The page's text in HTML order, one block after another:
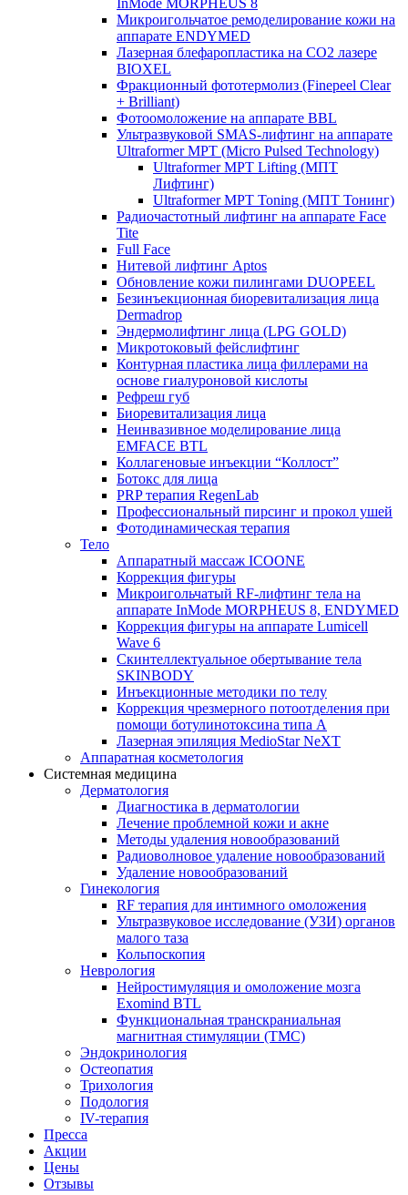
InMode MORPHEUS 8
Микроигольчатое ремоделирование кожи на
аппарате ENDYMED
Лазерная блефаропластика на CO2 лазере
BIOXEL
Фракционный фототермолиз (Finepeel Clear
+ Brilliant)
Фотоомоложение на аппарате BBL
Ультразвуковой SMAS-лифтинг на аппарате
Ultraformer MPT (Micro Pulsed Technology)
Ultraformer MPT Lifting (МПТ
Лифтинг)
Ultraformer MPT Toning (МПТ Тонинг)
Радиочастотный лифтинг на аппарате Face
Tite
Full Face
Нитевой лифтинг Aptos
Обновление кожи пилингами DUOPEEL
Безинъекционная биоревитализация лица
Dermadrop
Эндермолифтинг лица (LPG GOLD)
Микротоковый фейслифтинг
Контурная пластика лица филлерами на
основе гиалуроновой кислоты
Рефреш губ
Биоревитализация лица
Неинвазивное моделирование лица
EMFACE BTL
Коллагеновые инъекции “Коллост”
Ботокс для лица
PRP терапия RegenLab
Профессиональный пирсинг и прокол ушей
Фотодинамическая терапия
Тело
Аппаратный массаж ICOONE
Коррекция фигуры
Микроигольчатый RF-лифтинг тела на
аппарате InMode MORPHEUS 8, ENDYMED
Коррекция фигуры на аппарате Lumicell
Wave 6
Скинтеллектуальное обертывание тела
SKINBODY
Инъекционные методики по телу
Коррекция чрезмерного потоотделения при
помощи ботулинотоксина типа А
Лазерная эпиляция MedioStar NeXT
Аппаратная косметология
Системная медицина
Дерматология
Диагностика в дерматологии
Лечение проблемной кожи и акне
Методы удаления новообразований
Радиоволновое удаление новообразований
Удаление новообразований
Гинекология
RF терапия для интимного омоложения
Ультразвуковое исследование (УЗИ) органов
малого таза
Кольпоскопия
Неврология
Нейростимуляция и омоложение мозга
Exomind BTL
Функциональная транскраниальная
магнитная стимуляции (ТМС)
Эндокринология
Остеопатия
Трихология
Подология
IV-терапия
Пресса
Акции
Цены
Отзывы